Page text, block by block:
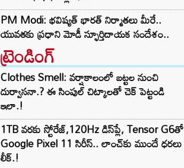
PM Modi: భవిష్యత్ భారత్ నిర్మాతలు మీరే..
యువతకు ప్రధాని మోడీ స్ఫూర్తిదాయక సందేశం..
ట్రెండింగ్‌
Clothes Smell: వర్షాకాలంలో బట్టల నుంచి
దుర్వాసనా.? ఈ సింపుల్ చిట్కాలతో చెక్ పెట్టండి
ఇలా.!
1TB వరకు స్టోరేజ్,120Hz డిస్‌ప్లే, Tensor G6తో
Google Pixel 11 సిరీస్.. లాంచ్⁭కు ముందే ధరలు
లీక్.!